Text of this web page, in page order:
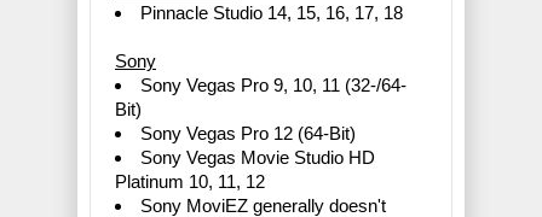
Pinnacle Studio 14, 15, 16, 17, 18
Sony
Sony Vegas Pro 9, 10, 11 (32-/64-
Bit)
Sony Vegas Pro 12 (64-Bit)
Sony Vegas Movie Studio HD
Platinum 10, 11, 12
Sony MoviEZ generally doesn't